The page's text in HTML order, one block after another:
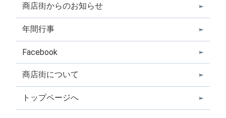
商店街からのお知らせ
年間行事
Facebook
商店街について
トップページへ